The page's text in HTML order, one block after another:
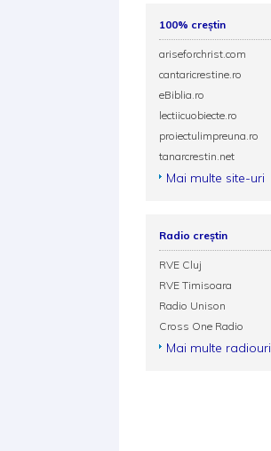
100% creștin
ariseforchrist.com
cantaricrestine.ro
eBiblia.ro
lectiicuobiecte.ro
proiectulimpreuna.ro
tanarcrestin.net
Mai multe site-uri
Radio creștin
RVE Cluj
RVE Timisoara
Radio Unison
Cross One Radio
Mai multe radiouri